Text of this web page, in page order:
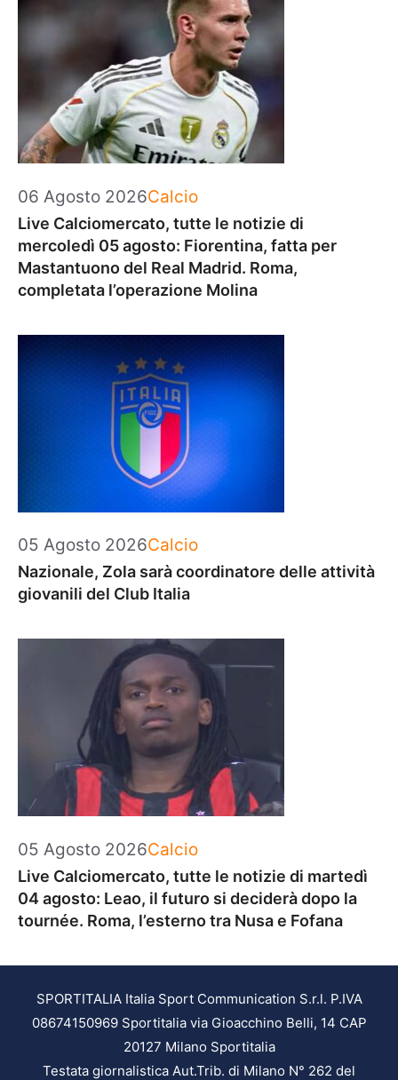
06 Agosto 2026Categorie
Calcio
Live Calciomercato, tutte le notizie di
mercoledì 05 agosto: Fiorentina, fatta per
Mastantuono del Real Madrid. Roma,
completata l’operazione Molina
05 Agosto 2026Categorie
Calcio
Nazionale, Zola sarà coordinatore delle attività
giovanili del Club Italia
05 Agosto 2026Categorie
Calcio
Live Calciomercato, tutte le notizie di martedì
04 agosto: Leao, il futuro si deciderà dopo la
tournée. Roma, l’esterno tra Nusa e Fofana
SPORTITALIA Italia Sport Communication S.r.l. P.IVA
08674150969 Sportitalia via Gioacchino Belli, 14 CAP
20127 Milano Sportitalia
Testata giornalistica Aut.Trib. di Milano N° 262 del